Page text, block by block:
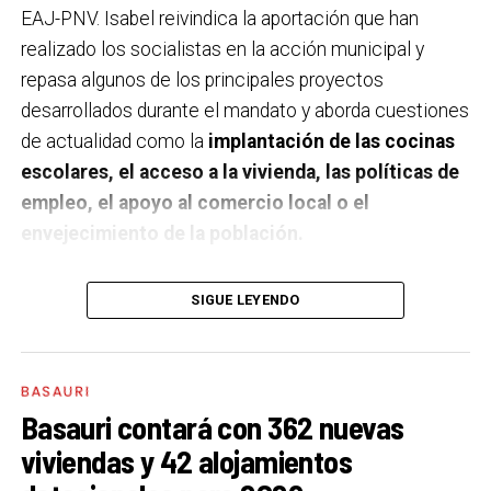
EAJ-PNV. Isabel reivindica la aportación que han
realizado los socialistas en la acción municipal y
repasa algunos de los principales proyectos
desarrollados durante el mandato y aborda cuestiones
de actualidad como la implantación de las cocinas
escolares, el acceso a la vivienda, las políticas de
empleo, el apoyo al comercio local o el
envejecimiento de la población.
A un año de acabar la legislatura, ¿qué balance
haces de la gestión del PSE en tus áreas dentro
del equipo de gobierno y qué proyectos
los gobiernos sirve para transformar y mejorar la vida
de las personas y, por eso, tan importante como la
SIGUE LEYENDO
BASAURI
Basauri contará con 362 nuevas
viviendas y 42 alojamientos